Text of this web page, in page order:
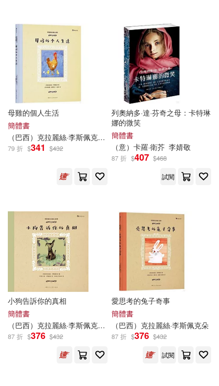
玲廊滿藝(170) 故宮精品(2)
電子書閱讀器(7)
電子書(3078) 有聲書(294)
全國衛生專業技術資格考試專家委
員會編寫(71)
（英）阿瑟·柯南·道爾(69)
李敖(66)
英國HIT娛樂有限公司(64)
柯南．道爾(61)
雨木シュウスケ(60)
（英）柯南道爾(60)
李毓佩(59) 蔣敏玲(59)
本書編委會(58)
英國尤斯伯恩出版公司(58)
田中芳樹(57) 蔡立宏(56)
(英)柯南道爾(52) 李叔同(52)
Deutsche Grammophon(598)
人民郵電出版社(566)
東立(536) 商務印書館(486)
社會科學文獻出版社(470)
台灣角川(396)
博樂伯樂(371)
中國醫藥科技出版社(357)
warner music(348)
外語教學與研究出版社(339)
可超商取貨(51924)
可海外宅配(49289)
可港澳店取(45732)
可新加坡店取(43785)
可菲律賓店取(46346)
一個月內上市新品(319)
本週上市新品(102)
電子書 (可複選)
適合手機平板閱讀(2051)
適合平板閱讀(1026)
母雞的個人生活
簡體書
（巴西）克拉麗絲·李斯佩克朵 張曉非
79 折 $341 $432
列奧納多·達·芬奇之母：卡特琳
娜的微笑
簡體書
（意）卡羅·衛芥 李婧敬
87 折 $407 $468
試閱
小狗告訴你的真相
簡體書
（巴西）克拉麗絲·李斯佩克朵 張曉非
87 折 $376 $432
愛思考的兔子奇事
簡體書
（巴西）克拉麗絲·李斯佩克朵
87 折 $376 $432
試閱